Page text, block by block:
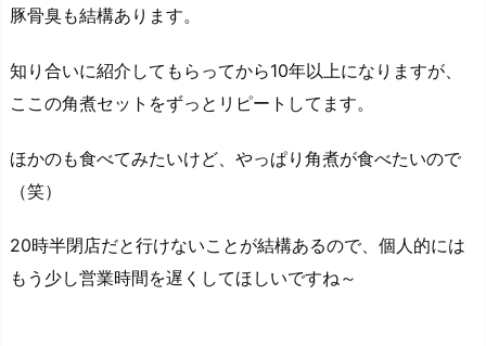
豚骨臭も結構あります。
知り合いに紹介してもらってから10年以上になりますが、
ここの角煮セットをずっとリピートしてます。
ほかのも食べてみたいけど、やっぱり角煮が食べたいので
（笑）
20時半閉店だと行けないことが結構あるので、個人的には
もう少し営業時間を遅くしてほしいですね～